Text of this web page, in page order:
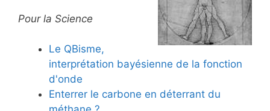
Pour la Science
Le QBisme,
interprétation bayésienne de la fonction
d'onde
Enterrer le carbone en déterrant du